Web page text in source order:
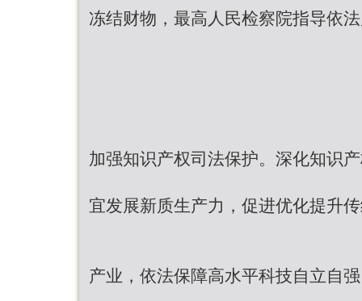
冻结财物，最高人民检察院指导依
加强知识产权司法保护。深化知识
宜发展新质生产力，促进优化提升
产业，依法保障高水平科技自立自